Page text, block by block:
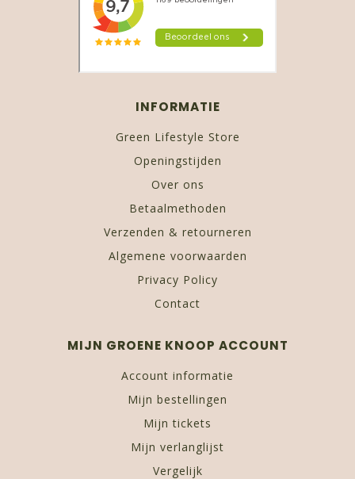
INFORMATIE
Green Lifestyle Store
Openingstijden
Over ons
Betaalmethoden
Verzenden & retourneren
Algemene voorwaarden
Privacy Policy
Contact
MIJN GROENE KNOOP ACCOUNT
Account informatie
Mijn bestellingen
Mijn tickets
Mijn verlanglijst
Vergelijk